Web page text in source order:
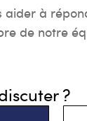
aider à
de notre
?